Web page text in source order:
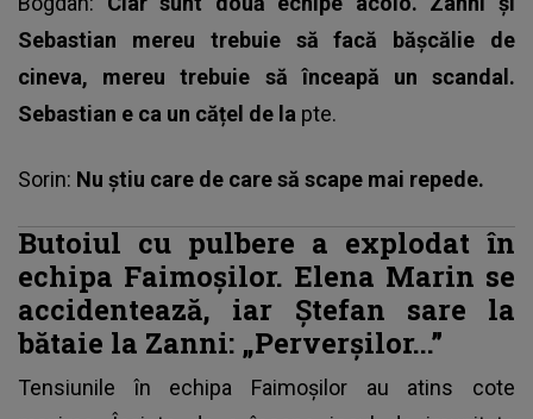
Sebastian mereu trebuie să facă bășcălie de
cineva, mereu trebuie să înceapă un scandal.
Sebastian e ca un cățel de la pte.
Sorin: Nu știu care de care să scape mai repede.
Butoiul cu pulbere a explodat în
echipa Faimoșilor. Elena Marin se
accidentează, iar Ștefan sare la
bătaie la Zanni: „Perverșilor...”
Tensiunile în echipa Faimoșilor au atins cote